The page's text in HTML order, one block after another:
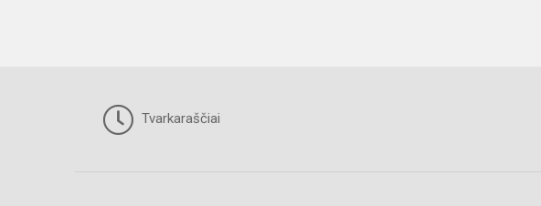
Tvarkaraščiai